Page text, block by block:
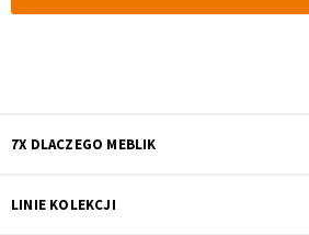
stronę
7X DLACZEGO MEBLIK
LINIE KOLEKCJI